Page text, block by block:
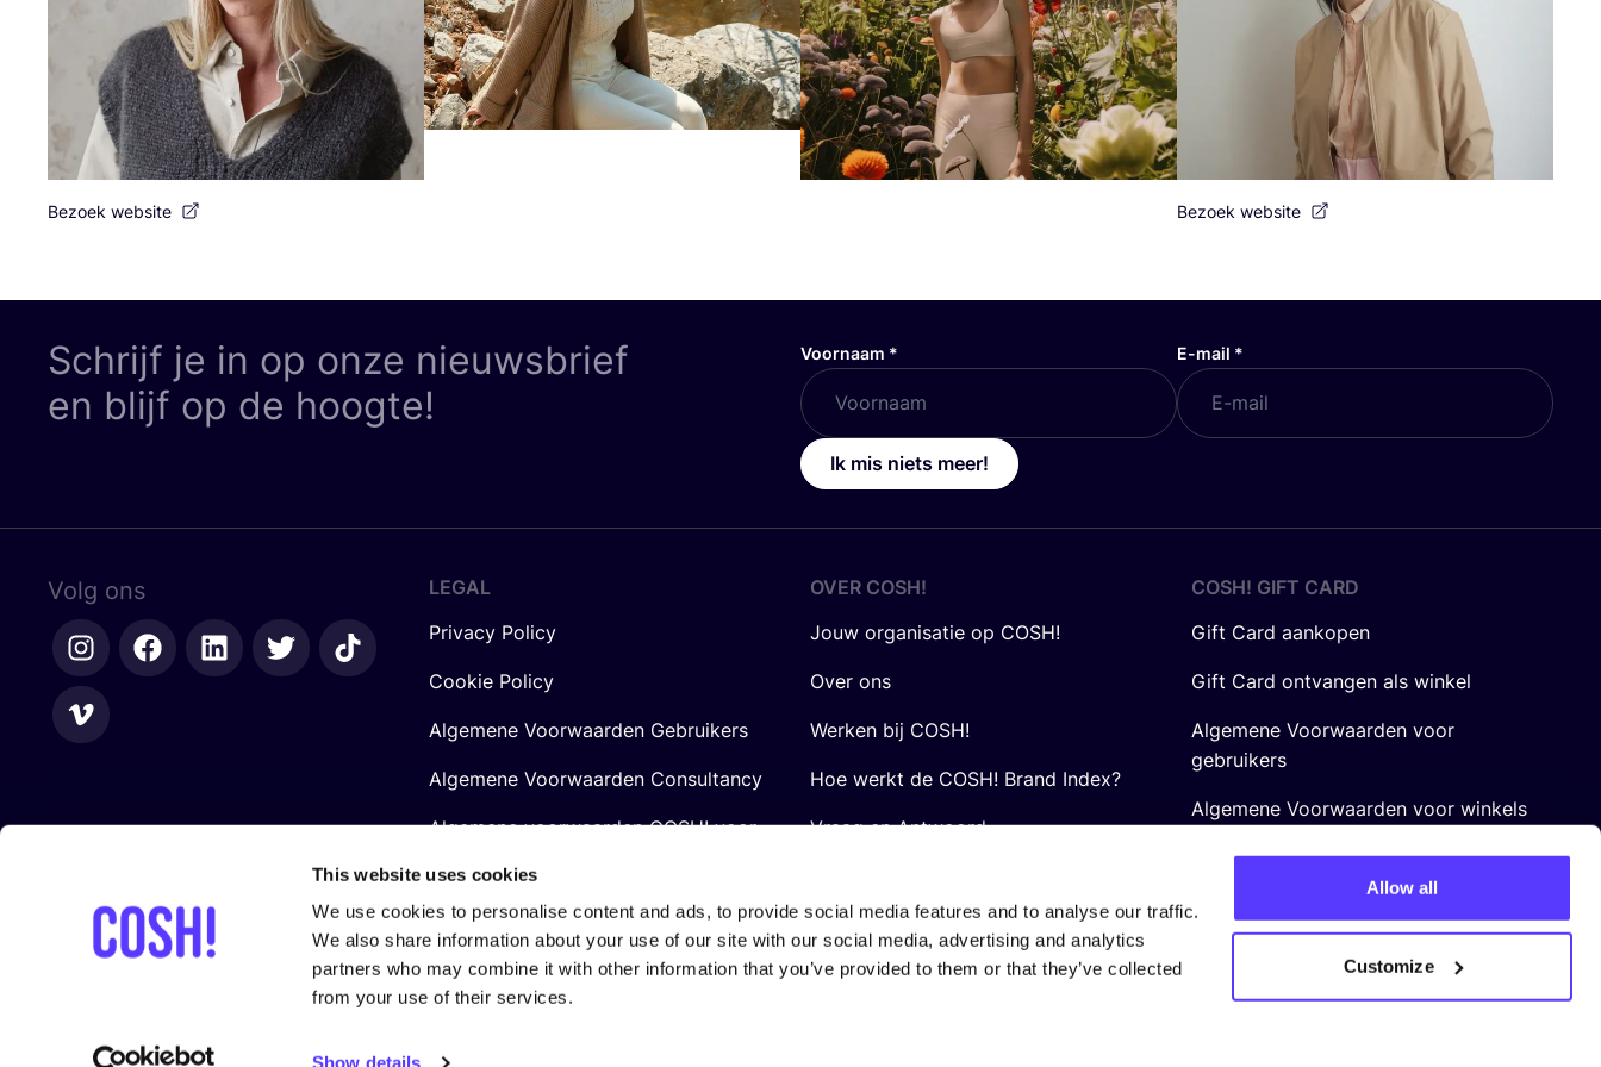
This website uses cookies
We use cookies to personalise content and ads, to provide social media features and to analyse our traffic.
We also share information about your use of our site with our social media, advertising and analytics
partners who may combine it with other information that you’ve provided to them or that they’ve collected
from your use of their services.
Show details
Allow all
Customize
Bezoek website Bezoek website
Schrijf je in op onze nieuwsbrief
en blijf op de hoogte!
Voornaam * E-mail *
Ik mis niets meer!
Volg ons
LEGAL
Privacy Policy
Cookie Policy
Algemene Voorwaarden Gebruikers
Algemene Voorwaarden Consultancy
Algemene voorwaarden COSH! voor
OVER COSH!
Jouw organisatie op COSH!
Over ons
Werken bij COSH!
Hoe werkt de COSH! Brand Index?
Vraag en Antwoord
COSH! GIFT CARD
Gift Card aankopen
Gift Card ontvangen als winkel
Algemene Voorwaarden voor
gebruikers
Algemene Voorwaarden voor winkels